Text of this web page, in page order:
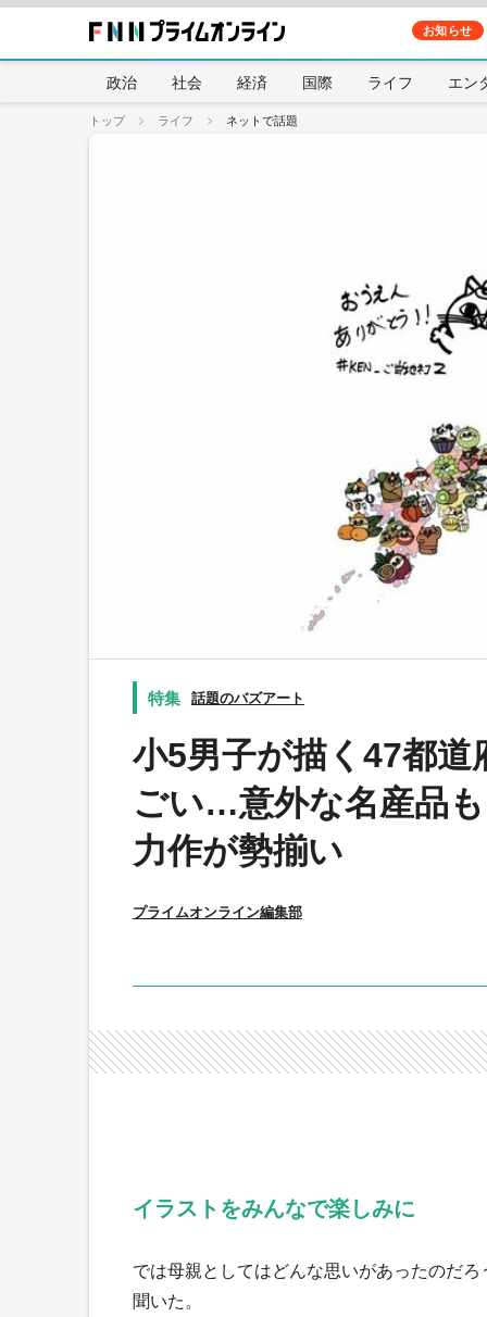
お知らせ
政治 社会 経済 国際 ライフ エン
トップ ライフ ネットで話題
話題のバズアート
小5男子が描く47都道
ごい…意外な名産品
力作が勢揃い
プライムオンライン編集部
イラストをみんなで楽しみに
では母親としてはどんな思いがあったのだ
聞いた。